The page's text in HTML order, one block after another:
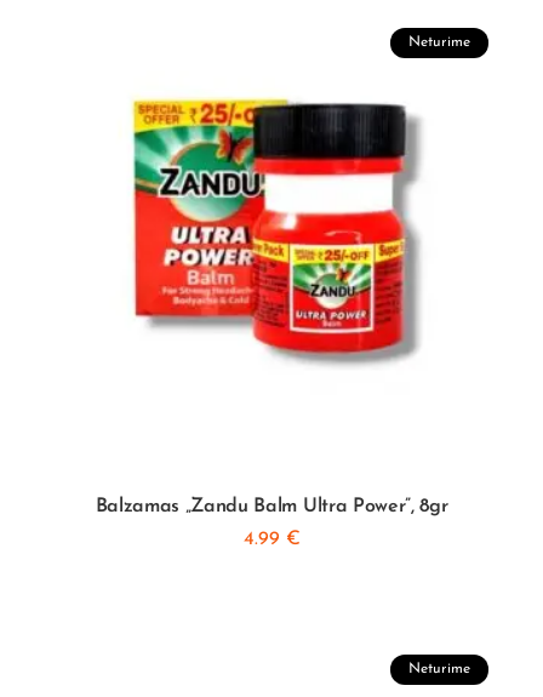
Neturime
Balzamas „Zandu Balm Ultra Power”, 8gr
4.99 €
Neturime